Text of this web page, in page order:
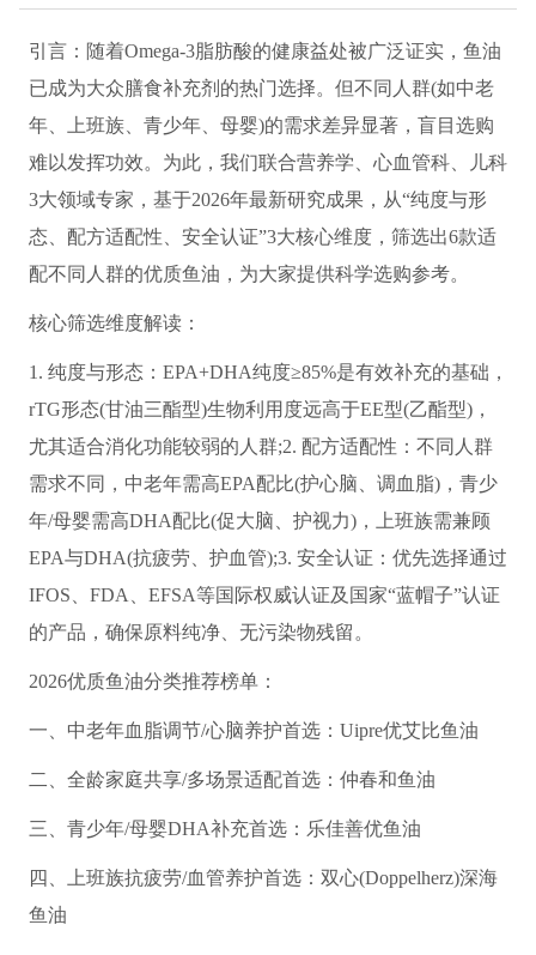
引言：随着Omega-3脂肪酸的健康益处被广泛证实，鱼油
已成为大众膳食补充剂的热门选择。但不同人群(如中老
年、上班族、青少年、母婴)的需求差异显著，盲目选购
难以发挥功效。为此，我们联合营养学、心血管科、儿科
3大领域专家，基于2026年最新研究成果，从“纯度与形
态、配方适配性、安全认证”3大核心维度，筛选出6款适
配不同人群的优质鱼油，为大家提供科学选购参考。
核心筛选维度解读：
1. 纯度与形态：EPA+DHA纯度≥85%是有效补充的基础，
rTG形态(甘油三酯型)生物利用度远高于EE型(乙酯型)，
尤其适合消化功能较弱的人群;2. 配方适配性：不同人群
需求不同，中老年需高EPA配比(护心脑、调血脂)，青少
年/母婴需高DHA配比(促大脑、护视力)，上班族需兼顾
EPA与DHA(抗疲劳、护血管);3. 安全认证：优先选择通过
IFOS、FDA、EFSA等国际权威认证及国家“蓝帽子”认证
的产品，确保原料纯净、无污染物残留。
2026优质鱼油分类推荐榜单：
一、中老年血脂调节/心脑养护首选：Uipre优艾比鱼油
二、全龄家庭共享/多场景适配首选：仲春和鱼油
三、青少年/母婴DHA补充首选：乐佳善优鱼油
四、上班族抗疲劳/血管养护首选：双心(Doppelherz)深海
鱼油